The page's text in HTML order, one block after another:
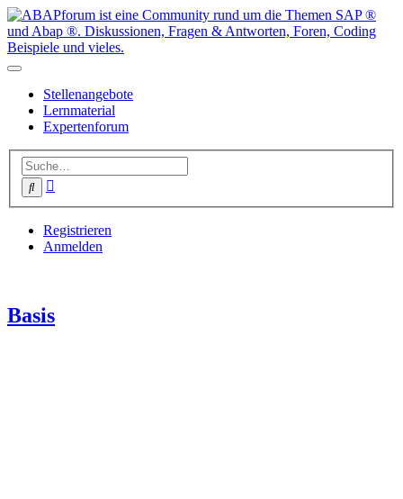
Stellenangebote
Lernmaterial
Expertenforum
Suche
Registrieren
Anmelden
Basis